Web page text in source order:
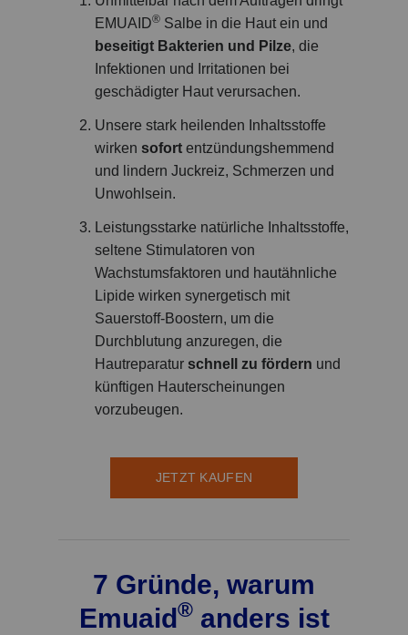
EMUAID® Salbe in die Haut ein und
beseitigt Bakterien und Pilze, die
Infektionen und Irritationen bei
geschädigter Haut verursachen.
Unsere stark heilenden Inhaltsstoffe
wirken sofort entzündungshemmend
und lindern Juckreiz, Schmerzen und
Unwohlsein.
Leistungsstarke natürliche Inhaltsstoffe,
seltene Stimulatoren von
Wachstumsfaktoren und hautähnliche
Lipide wirken synergetisch mit
Sauerstoff-Boostern, um die
Durchblutung anzuregen, die
Hautreparatur schnell zu fördern und
künftigen Hauterscheinungen
vorzubeugen.
JETZT KAUFEN
7 Gründe, warum
Emuaid®anders ist